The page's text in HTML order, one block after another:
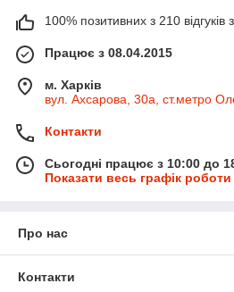
100% позитивних з 210 відгуків
Працює з 08.04.2015
м. Харків
вул. Ахсарова, 30а, ст.метро
Контакти
Сьогодні працює з 10:00 до
Показати весь графік роботи
Про нас
Контакти